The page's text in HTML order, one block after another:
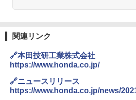
関連リンク
🔗本田技研工業株式会社
https://www.honda.co.jp/
🔗ニュースリリース
https://www.honda.co.jp/news/